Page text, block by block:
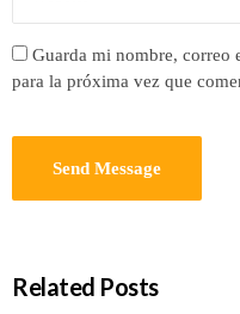
Guarda mi nombre, correo
para la próxima vez que
Related Posts